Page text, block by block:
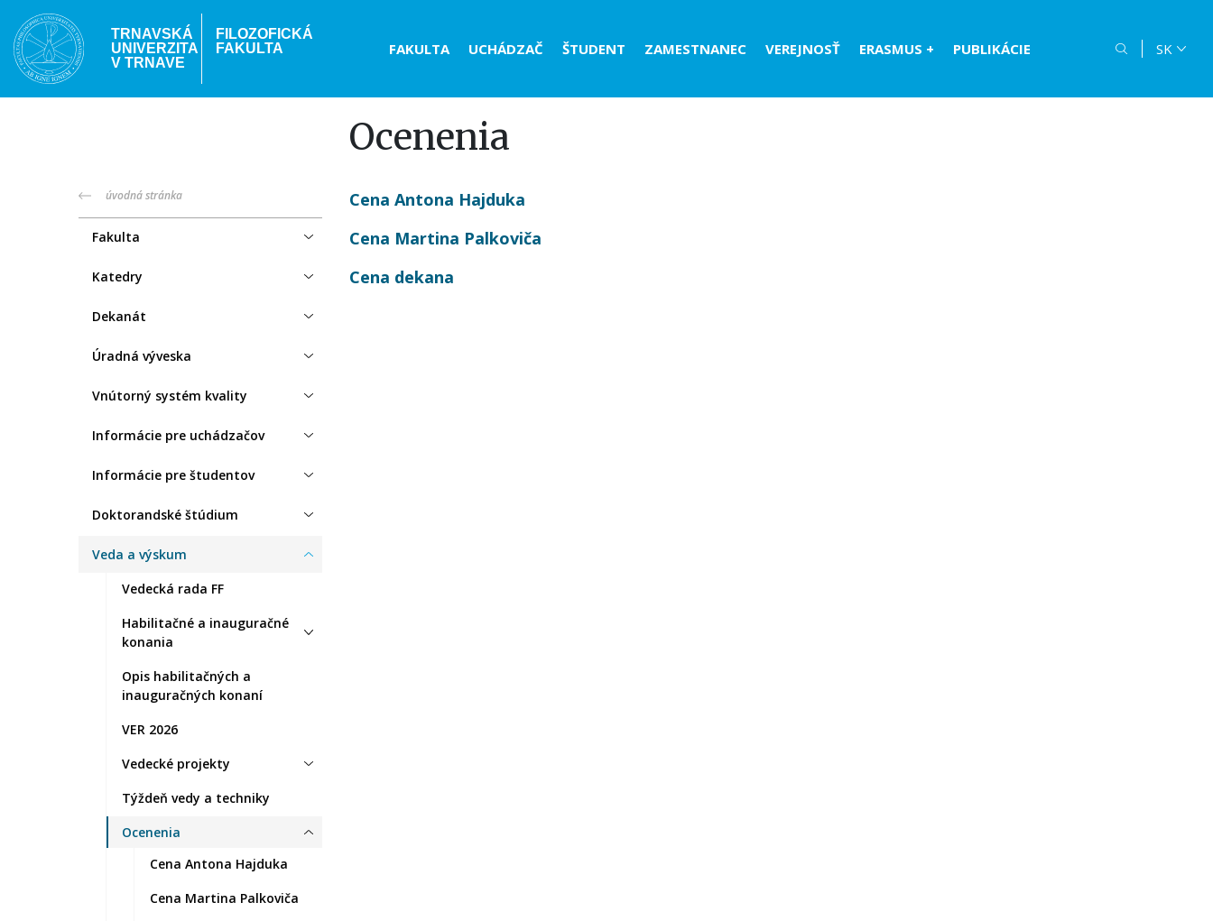
Skočiť
na
hlavný
obsah
TRNAVSKÁ
UNIVERZITA
V TRNAVE
FILOZOFICKÁ
FAKULTA
Header
FAKULTA UCHÁDZAČ ŠTUDENT ZAMESTNANEC VEREJNOSŤ ERASMUS + PUBLIKÁCIE SK
Ocenenia
truni-
menu
úvodná stránka
Fakulta
Katedry
Dekanát
Úradná výveska
Vnútorný systém kvality
Informácie pre uchádzačov
Informácie pre študentov
Doktorandské štúdium
Veda a výskum
Vedecká rada FF
Habilitačné a inauguračné
konania
Opis habilitačných a
inauguračných konaní
VER 2026
Vedecké projekty
Týždeň vedy a techniky
Ocenenia
Cena Antona Hajduka
Cena Martina Palkoviča
Cena Antona Hajduka
Cena Martina Palkoviča
Cena dekana